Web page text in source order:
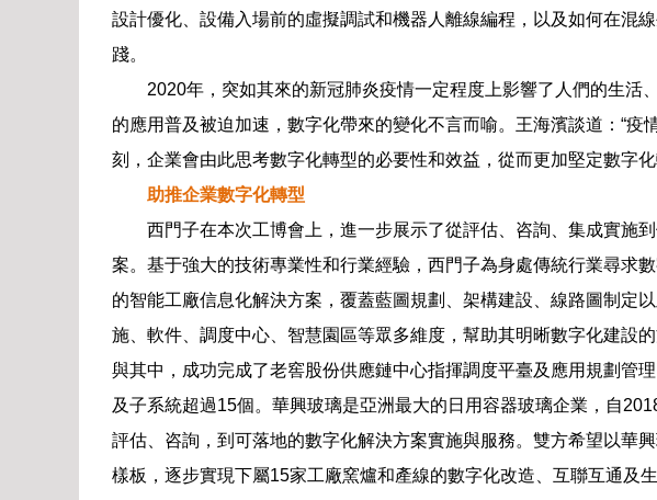
設計優化、設備入場前的虛擬調試和機器人離線編程，以及如何在混
踐。
2020年，突如其來的新冠肺炎疫情一定程度上影響了人們的生活
的應用普及被迫加速，數字化帶來的變化不言而喻。王海濱談道：“疫
刻，企業會由此思考數字化轉型的必要性和效益，從而更加堅定數字
助推企業數字化轉型
西門子在本次工博會上，進一步展示了從評估、咨詢、集成實施
案。基于強大的技術專業性和行業經驗，西門子為身處傳統行業尋求
的智能工廠信息化解決方案，覆蓋藍圖規劃、架構建設、線路圖制定
施、軟件、調度中心、智慧園區等眾多維度，幫助其明晰數字化建設
與其中，成功完成了老窖股份供應鏈中心指揮調度平臺及應用規劃管
及子系統超過15個。華興玻璃是亞洲最大的日用容器玻璃企業，自
評估、咨詢，到可落地的數字化解決方案實施與服務。雙方希望以華
樣板，逐步實現下屬15家工廠窯爐和產線的數字化改造、互聯互通及